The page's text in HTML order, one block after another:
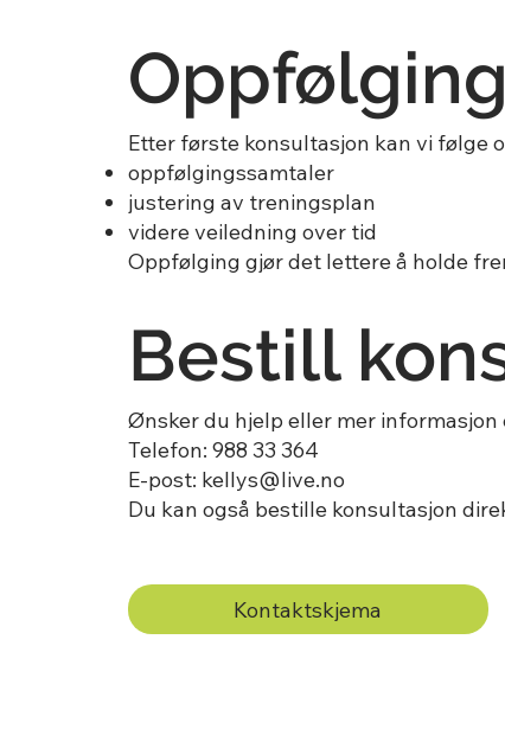
Oppfølging
Etter første konsultasjon kan vi følge
oppfølgingssamtaler
justering av treningsplan
videre veiledning over tid
Oppfølging gjør det lettere å holde
Bestill
Ønsker du hjelp eller mer
Telefon: 988 33 364
E-post: kellys@live.no
Du kan også bestille konsultasjon
Kontaktskjema